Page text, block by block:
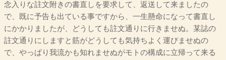
念入りな註文附きの書直しを要求して、返送して来ましたの
で、既に予告も出ている事ですから、一生懸命になって書直し
にかかりましたが、どうしても註文通りに行きませぬ。某誌の
註文通りにしますと筋がどうしても気持ちよく運びませぬの
で、やっぱり我流かも知れませぬがモトの構成に立帰って来る